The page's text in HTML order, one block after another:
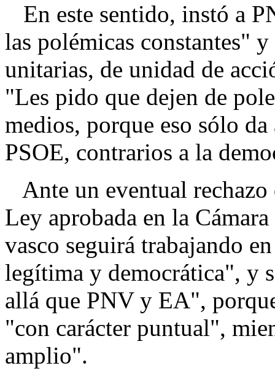
En este sentido, instó a
las polémicas constantes"
unitarias, de unidad de
"Les pido que dejen de
medios, porque eso sólo
PSOE, contrarios a la
Ante un eventual
Ley aprobada en la
vasco seguirá trabajando
legítima y democrática", y
allá que PNV y EA",
"con carácter puntual",
amplio".